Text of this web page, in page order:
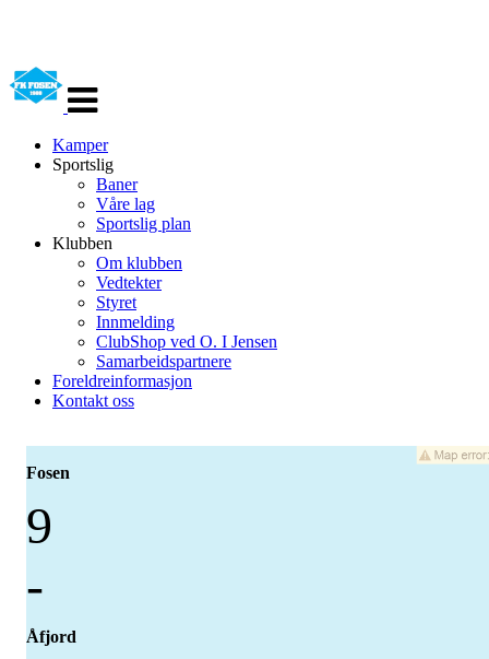
navigasjon
Kamper
Sportslig
Baner
Våre lag
Sportslig plan
Klubben
Om klubben
Vedtekter
Styret
Innmelding
ClubShop ved O. I Jensen
Samarbeidspartnere
Foreldreinformasjon
Kontakt oss
Fosen
9
-
Åfjord